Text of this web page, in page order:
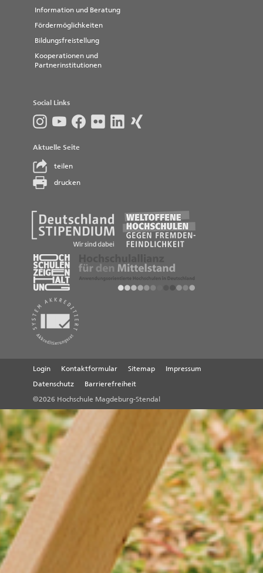
Information und Beratung
Fördermöglichkeiten
Bildungsfreistellung
Kooperationen und
Partnerinstitutionen
Social Links
Aktuelle Seite
teilen
drucken
Login Kontaktformular Sitemap
Impressum
Datenschutz
Barrierefreiheit
©2026 Hochschule Magdeburg-Stendal